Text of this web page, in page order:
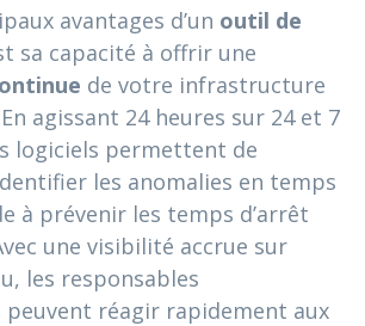
avantages d’un outil de
sa capacité à offrir une
de votre infrastructure
agissant 24 heures sur 24 et 7
logiciels permettent de
les anomalies en temps
à prévenir les temps d’arrêt
une visibilité accrue sur
les responsables
réagir rapidement aux